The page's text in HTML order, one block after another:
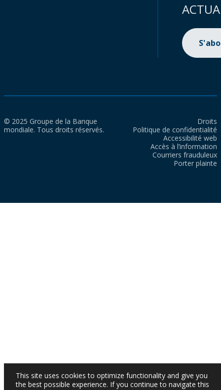
© 2025 Groupe de la Banque
mondiale. Tous droits réservés.
Droits
Politique de confidentialité
Accessibilité web
Accès à l’information
Courriers frauduleux
Porter plainte
This site uses cookies to optimize functionality and give you
the best possible experience. If you continue to navigate this